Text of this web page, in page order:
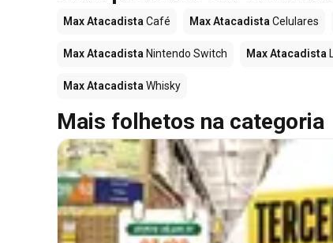
Max Atacadista Café Max Atacadista Celulares
Max Atacadista Nintendo Switch Max Atacadista
Max Atacadista Whisky
Mais folhetos na categoria